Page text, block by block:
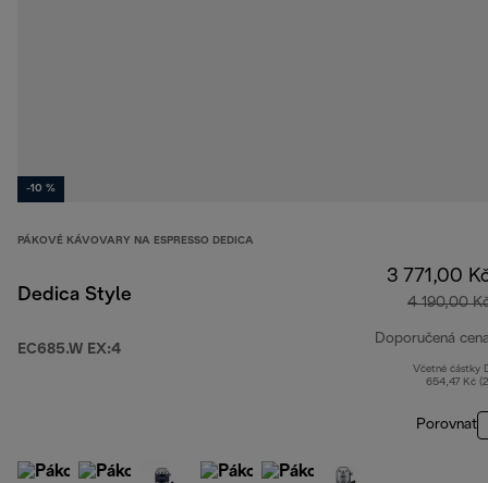
-10 %
PÁKOVÉ KÁVOVARY NA ESPRESSO DEDICA
Dedica Style
EC685.W EX:4
3 771,00
4 190,00
Doporučená
Včetně částky
654,47 Kč
Porovnat